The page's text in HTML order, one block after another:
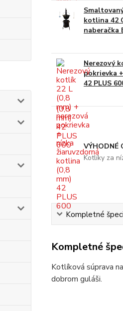
kotlina 42
naberačka
Nerezový
pokrievka
42 PLUS
VÝHODNÉ
Kotlíky za
Kompletné
Kompletné
Kotlíková súprava
dobrom guláši.